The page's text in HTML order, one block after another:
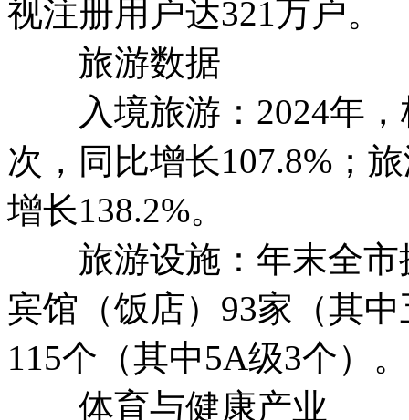
视注册用户达321万户。
旅游数据
入境旅游：2024年，
次，同比增长107.8%；
增长138.2%。
旅游设施：年末全市
宾馆（饭店）93家（其
115个（其中5A级3个）。
体育与健康产业